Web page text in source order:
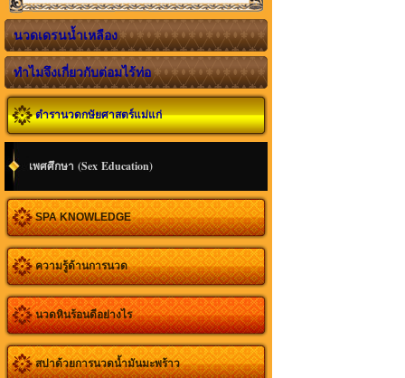
นวดเดรนน้ำเหลือง
ทำไมจึงเกี่ยวกับต่อมไร้ท่อ
ตำรานวดกษัยศาสตร์แม่แก่
เพศศึกษา (Sex Education)
SPA KNOWLEDGE
ความรู้ด้านการนวด
นวดหินร้อนดีอย่างไร
สปาด้วยการนวดน้ำมันมะพร้าว